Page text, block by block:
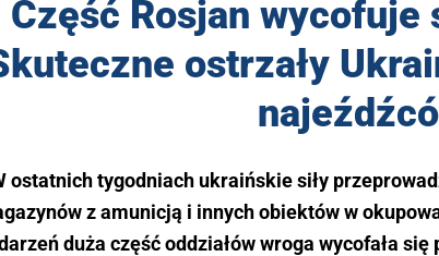
Część Rosjan wycofuje
ostrzały
ostatnich tygodniach ukraińskie siły
z amunicją i innych obiektów w
duża część oddziałów wroga wycofała